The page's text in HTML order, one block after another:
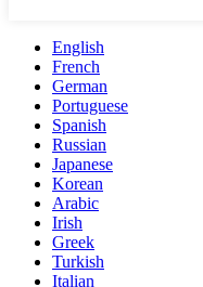
English
French
German
Portuguese
Spanish
Russian
Japanese
Korean
Arabic
Irish
Greek
Turkish
Italian